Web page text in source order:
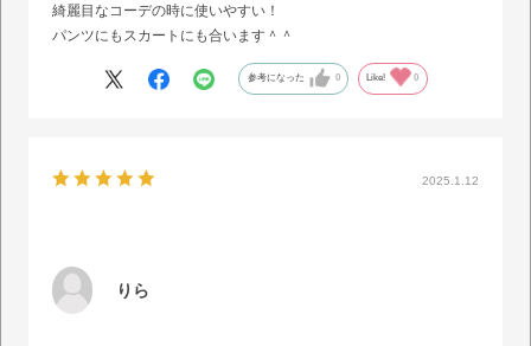
綺麗目なコーデの時に使いやすい！
パンツにもスカートにも合います＾＾
参考になった 0 Like! 0
2025.1.12
りら